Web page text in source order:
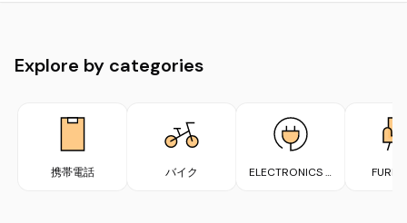
Explore by categories
携帯電話 バイク
ELECTRONICS &